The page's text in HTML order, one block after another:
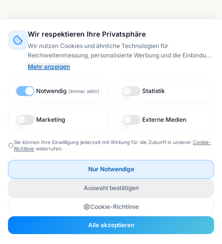
Wir respektieren Ihre Privatsphäre
Wir nutzen Cookies und ähnliche Technologien für
Reichweitenmessung, personalisierte Werbung und die Einbindung
externer Inhalte (§ 25 TTDSG).
(Drittlandtransfer). Datenschutzerklärung
Mehr anzeigen
Notwendig (immer aktiv) Statistik
Marketing Externe Medien
Sie können Ihre Einwilligung jederzeit mit Wirkung für die Zukunft in unserer Cookie-
Richtlinie widerrufen.
Nur Notwendige
Auswahl bestätigen
Cookie-Richtlinie
Alle akzeptieren